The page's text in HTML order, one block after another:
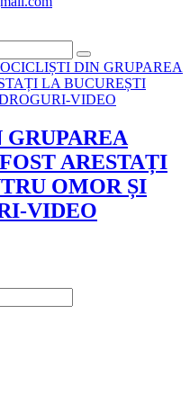
ARESTAȚI
OMOR ȘI
VIDEO
Escape